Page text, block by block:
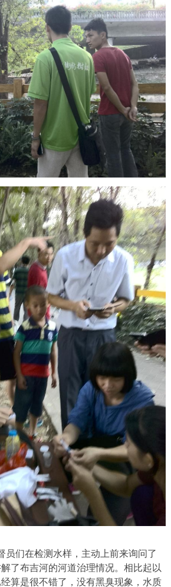
员们在检测水样，主动上前来询问了
了布吉河的河道治理情况。相比起以
算是很不错了，没有黑臭现象，水质